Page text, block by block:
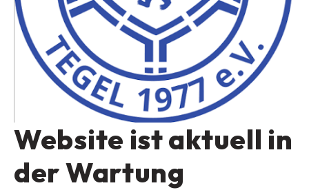
Website ist aktuell in
der Wartung